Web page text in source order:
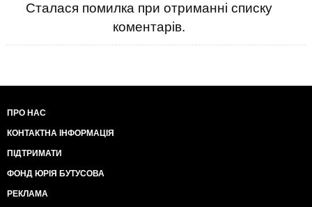
Сталася помилка при отриманні списку
коментарів.
ПРО НАС
КОНТАКТНА ІНФОРМАЦІЯ
ПІДТРИМАТИ
ФОНД ЮРІЯ БУТУСОВА
РЕКЛАМА